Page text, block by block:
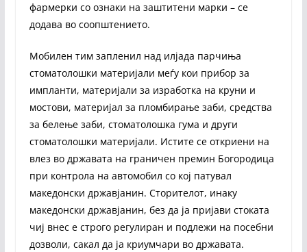
фармерки со ознаки на заштитени марки – се
додава во соопштението.
Мобилен тим запленил над илјада парчиња
стоматолошки материјали меѓу кои прибор за
импланти, материјали за изработка на круни и
мостови, материјал за пломбирање заби, средства
за белење заби, стоматолошка гума и други
стоматолошки материјали. Истите се откриени на
влез во државата на граничен премин Богородица
при контрола на автомобил со кој патувал
македонски државјанин. Сторителот, инаку
македонски државјанин, без да ја пријави стоката
чиј внес е строго регулиран и подлежи на посебни
дозволи, сакал да ја криумчари во државата.